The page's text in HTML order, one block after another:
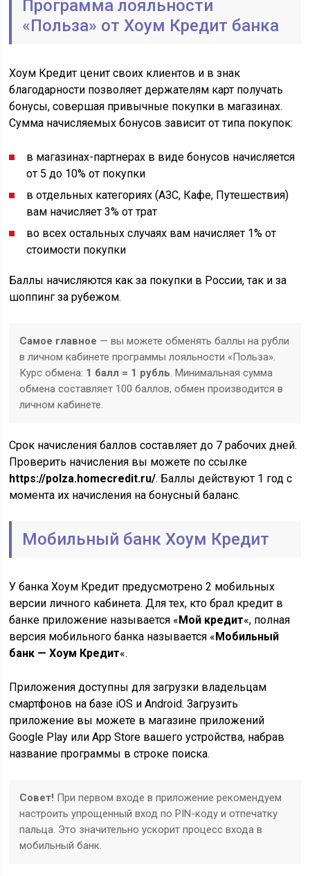
Программа лояльности
«Польза» от Хоум Кредит банка
Хоум Кредит ценит своих клиентов и в знак
благодарности позволяет держателям карт получать
бонусы, совершая привычные покупки в магазинах.
Сумма начисляемых бонусов зависит от типа покупок:
в магазинах-партнерах в виде бонусов начисляется
от 5 до 10% от покупки
в отдельных категориях (АЗС, Кафе, Путешествия)
вам начисляет 3% от трат
во всех остальных случаях вам начисляет 1% от
стоимости покупки
Баллы начисляются как за покупки в России, так и за
шоппинг за рубежом.
Самое главное — вы можете обменять баллы на рубли
в личном кабинете программы лояльности «Польза».
Курс обмена: 1 балл = 1 рубль. Минимальная сумма
обмена составляет 100 баллов, обмен производится в
личном кабинете.
Срок начисления баллов составляет до 7 рабочих дней.
Проверить начисления вы можете по ссылке
https://polza.homecredit.ru/. Баллы действуют 1 год с
момента их начисления на бонусный баланс.
Мобильный банк Хоум Кредит
У банка Хоум Кредит предусмотрено 2 мобильных
версии личного кабинета. Для тех, кто брал кредит в
банке приложение называется «Мой кредит«, полная
версия мобильного банка называется «Мобильный
банк — Хоум Кредит«.
Приложения доступны для загрузки владельцам
смартфонов на базе iOS и Android. Загрузить
приложение вы можете в магазине приложений
Google Play или App Store вашего устройства, набрав
название программы в строке поиска.
Совет! При первом входе в приложение рекомендуем
настроить упрощенный вход по PIN-коду и отпечатку
пальца. Это значительно ускорит процесс входа в
мобильный банк.